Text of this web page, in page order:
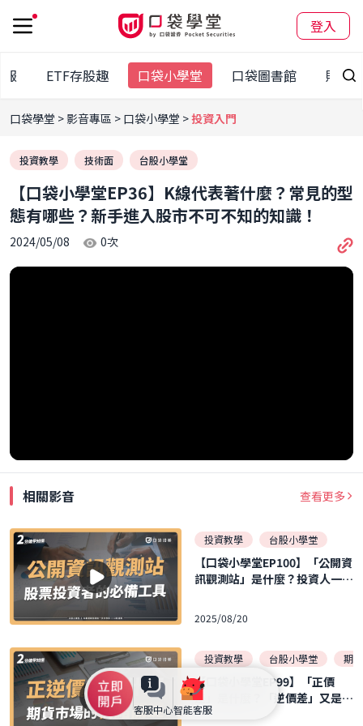
登入
客服中心智能客服
報 ETF存股趣 口袋小學堂 口袋圖書館 財經
口袋學堂 影音專區 口袋小學堂 投資入門
投資教學 技術面 台股小學堂
【口袋小學堂EP36】K線代表著什麼？常見的型
態有哪些？新手進入股市不可不知的知識！
2024/05/08 0次
相關影音 查看更多
投資教學 台股小學堂
【口袋小學堂EP100】「公開資
訊觀測站」是什麼？投資人一定
2025/08/20
投資教學 台股小學堂 期貨
【口袋小學堂EP99】「正價
差」是什麼？「逆價差」又是什
麼？